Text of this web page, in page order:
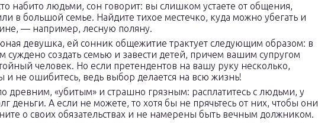
набито людьми, сон говорит: вы слишком устаете от общения,
в большой семье. Найдите тихое местечко, куда можно убегать и
— например, лесную поляну.
девушка, ей сонник общежитие трактует следующим образом: в
суждено создать семью и завести детей, причем вашим супругом
человек. Но если претендентов на вашу руку несколько,
и не ошибитесь, ведь выбор делается на всю жизнь!
древним, «убитым» и страшно грязным: расплатитесь с людьми, у
деньги. А если не можете, то хотя бы не прячьтесь от них, чтобы они
о своих обязательствах и не намерены быть вечным должником.